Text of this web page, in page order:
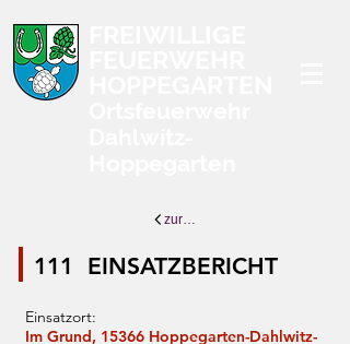
zurück zur Übersicht
EINSATZBERICHT
111
Einsatzort:
Im Grund, 15366 Hoppegarten-Dahlwitz-